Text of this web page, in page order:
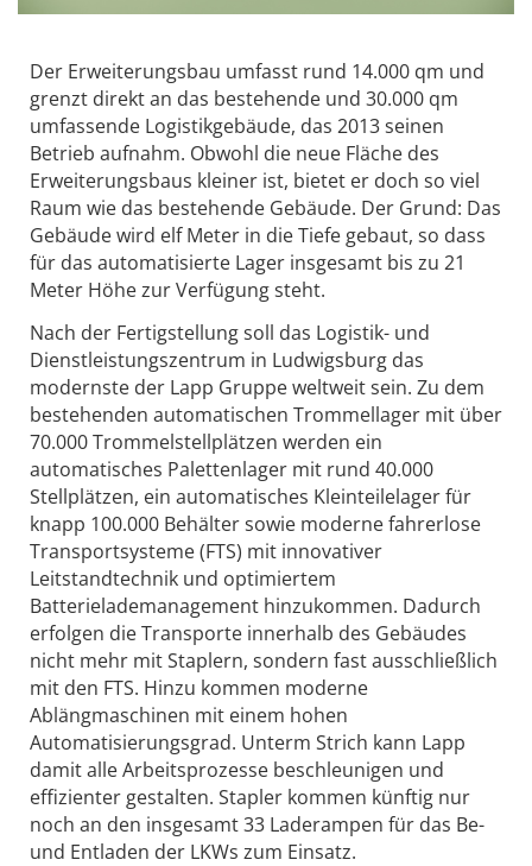
Der Erweiterungsbau umfasst rund 14.000 qm und
grenzt direkt an das bestehende und 30.000 qm
umfassende Logistikgebäude, das 2013 seinen
Betrieb aufnahm. Obwohl die neue Fläche des
Erweiterungsbaus kleiner ist, bietet er doch so viel
Raum wie das bestehende Gebäude. Der Grund: Das
Gebäude wird elf Meter in die Tiefe gebaut, so dass
für das automatisierte Lager insgesamt bis zu 21
Meter Höhe zur Verfügung steht.
Nach der Fertigstellung soll das Logistik- und
Dienstleistungszentrum in Ludwigsburg das
modernste der Lapp Gruppe weltweit sein. Zu dem
bestehenden automatischen Trommellager mit über
70.000 Trommelstellplätzen werden ein
automatisches Palettenlager mit rund 40.000
Stellplätzen, ein automatisches Kleinteilelager für
knapp 100.000 Behälter sowie moderne fahrerlose
Transportsysteme (FTS) mit innovativer
Leitstandtechnik und optimiertem
Batterielademanagement hinzukommen. Dadurch
erfolgen die Transporte innerhalb des Gebäudes
nicht mehr mit Staplern, sondern fast ausschließlich
mit den FTS. Hinzu kommen moderne
Ablängmaschinen mit einem hohen
Automatisierungsgrad. Unterm Strich kann Lapp
damit alle Arbeitsprozesse beschleunigen und
effizienter gestalten. Stapler kommen künftig nur
noch an den insgesamt 33 Laderampen für das Be-
und Entladen der LKWs zum Einsatz.